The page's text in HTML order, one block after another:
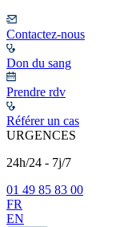
Contactez-nous
Don du sang
Prendre rdv
Référer un cas
URGENCES
24h/24 - 7j/7
01 49 85 83 00
FR
EN